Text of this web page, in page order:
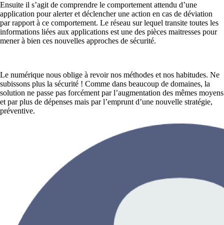
Ensuite il s’agit de comprendre le comportement attendu d’une
application pour alerter et déclencher une action en cas de déviation
par rapport à ce comportement. Le réseau sur lequel transite toutes les
informations liées aux applications est une des pièces maitresses pour
mener à bien ces nouvelles approches de sécurité.
Le numérique nous oblige à revoir nos méthodes et nos habitudes. Ne
subissons plus la sécurité ! Comme dans beaucoup de domaines, la
solution ne passe pas forcément par l’augmentation des mêmes moyens
et par plus de dépenses mais par l’emprunt d’une nouvelle stratégie,
préventive.